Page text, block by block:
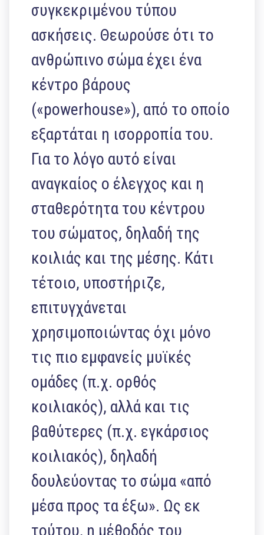
συγκεκριμένου τύπου
ασκήσεις. Θεωρούσε ότι το
ανθρώπινο σώμα έχει ένα
κέντρο βάρους
(«powerhouse»), από το οποίο
εξαρτάται η ισορροπία του.
Για το λόγο αυτό είναι
αναγκαίος ο έλεγχος και η
σταθερότητα του κέντρου
του σώματος, δηλαδή της
κοιλιάς και της μέσης. Κάτι
τέτοιο, υποστήριζε,
επιτυγχάνεται
χρησιμοποιώντας όχι μόνο
τις πιο εμφανείς μυϊκές
ομάδες (π.χ. ορθός
κοιλιακός), αλλά και τις
βαθύτερες (π.χ. εγκάρσιος
κοιλιακός), δηλαδή
δουλεύοντας το σώμα «από
μέσα προς τα έξω». Ως εκ
τούτου, η μέθοδός του